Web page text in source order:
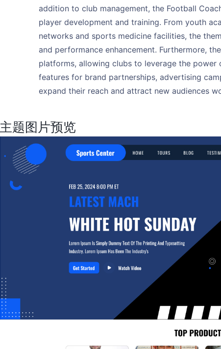
addition to club management, the Football
player development and training. From youth
networks and sports medicine facilities, the
and performance enhancement. Furthermore,
platforms, allowing clubs to leverage the
features for brand partnerships, advertising
expand their reach and attract new audiences
主题图片预览